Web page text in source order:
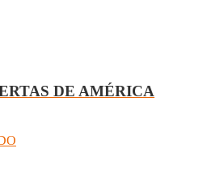
DE AMÉRICA